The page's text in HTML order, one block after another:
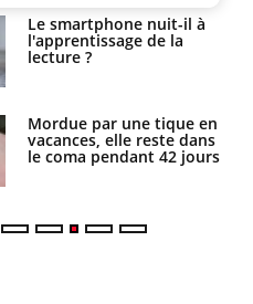
Le smartphone nuit-il à
l'apprentissage de la
lecture ?
Mordue par une tique en
vacances, elle reste dans
le coma pendant 42 jours